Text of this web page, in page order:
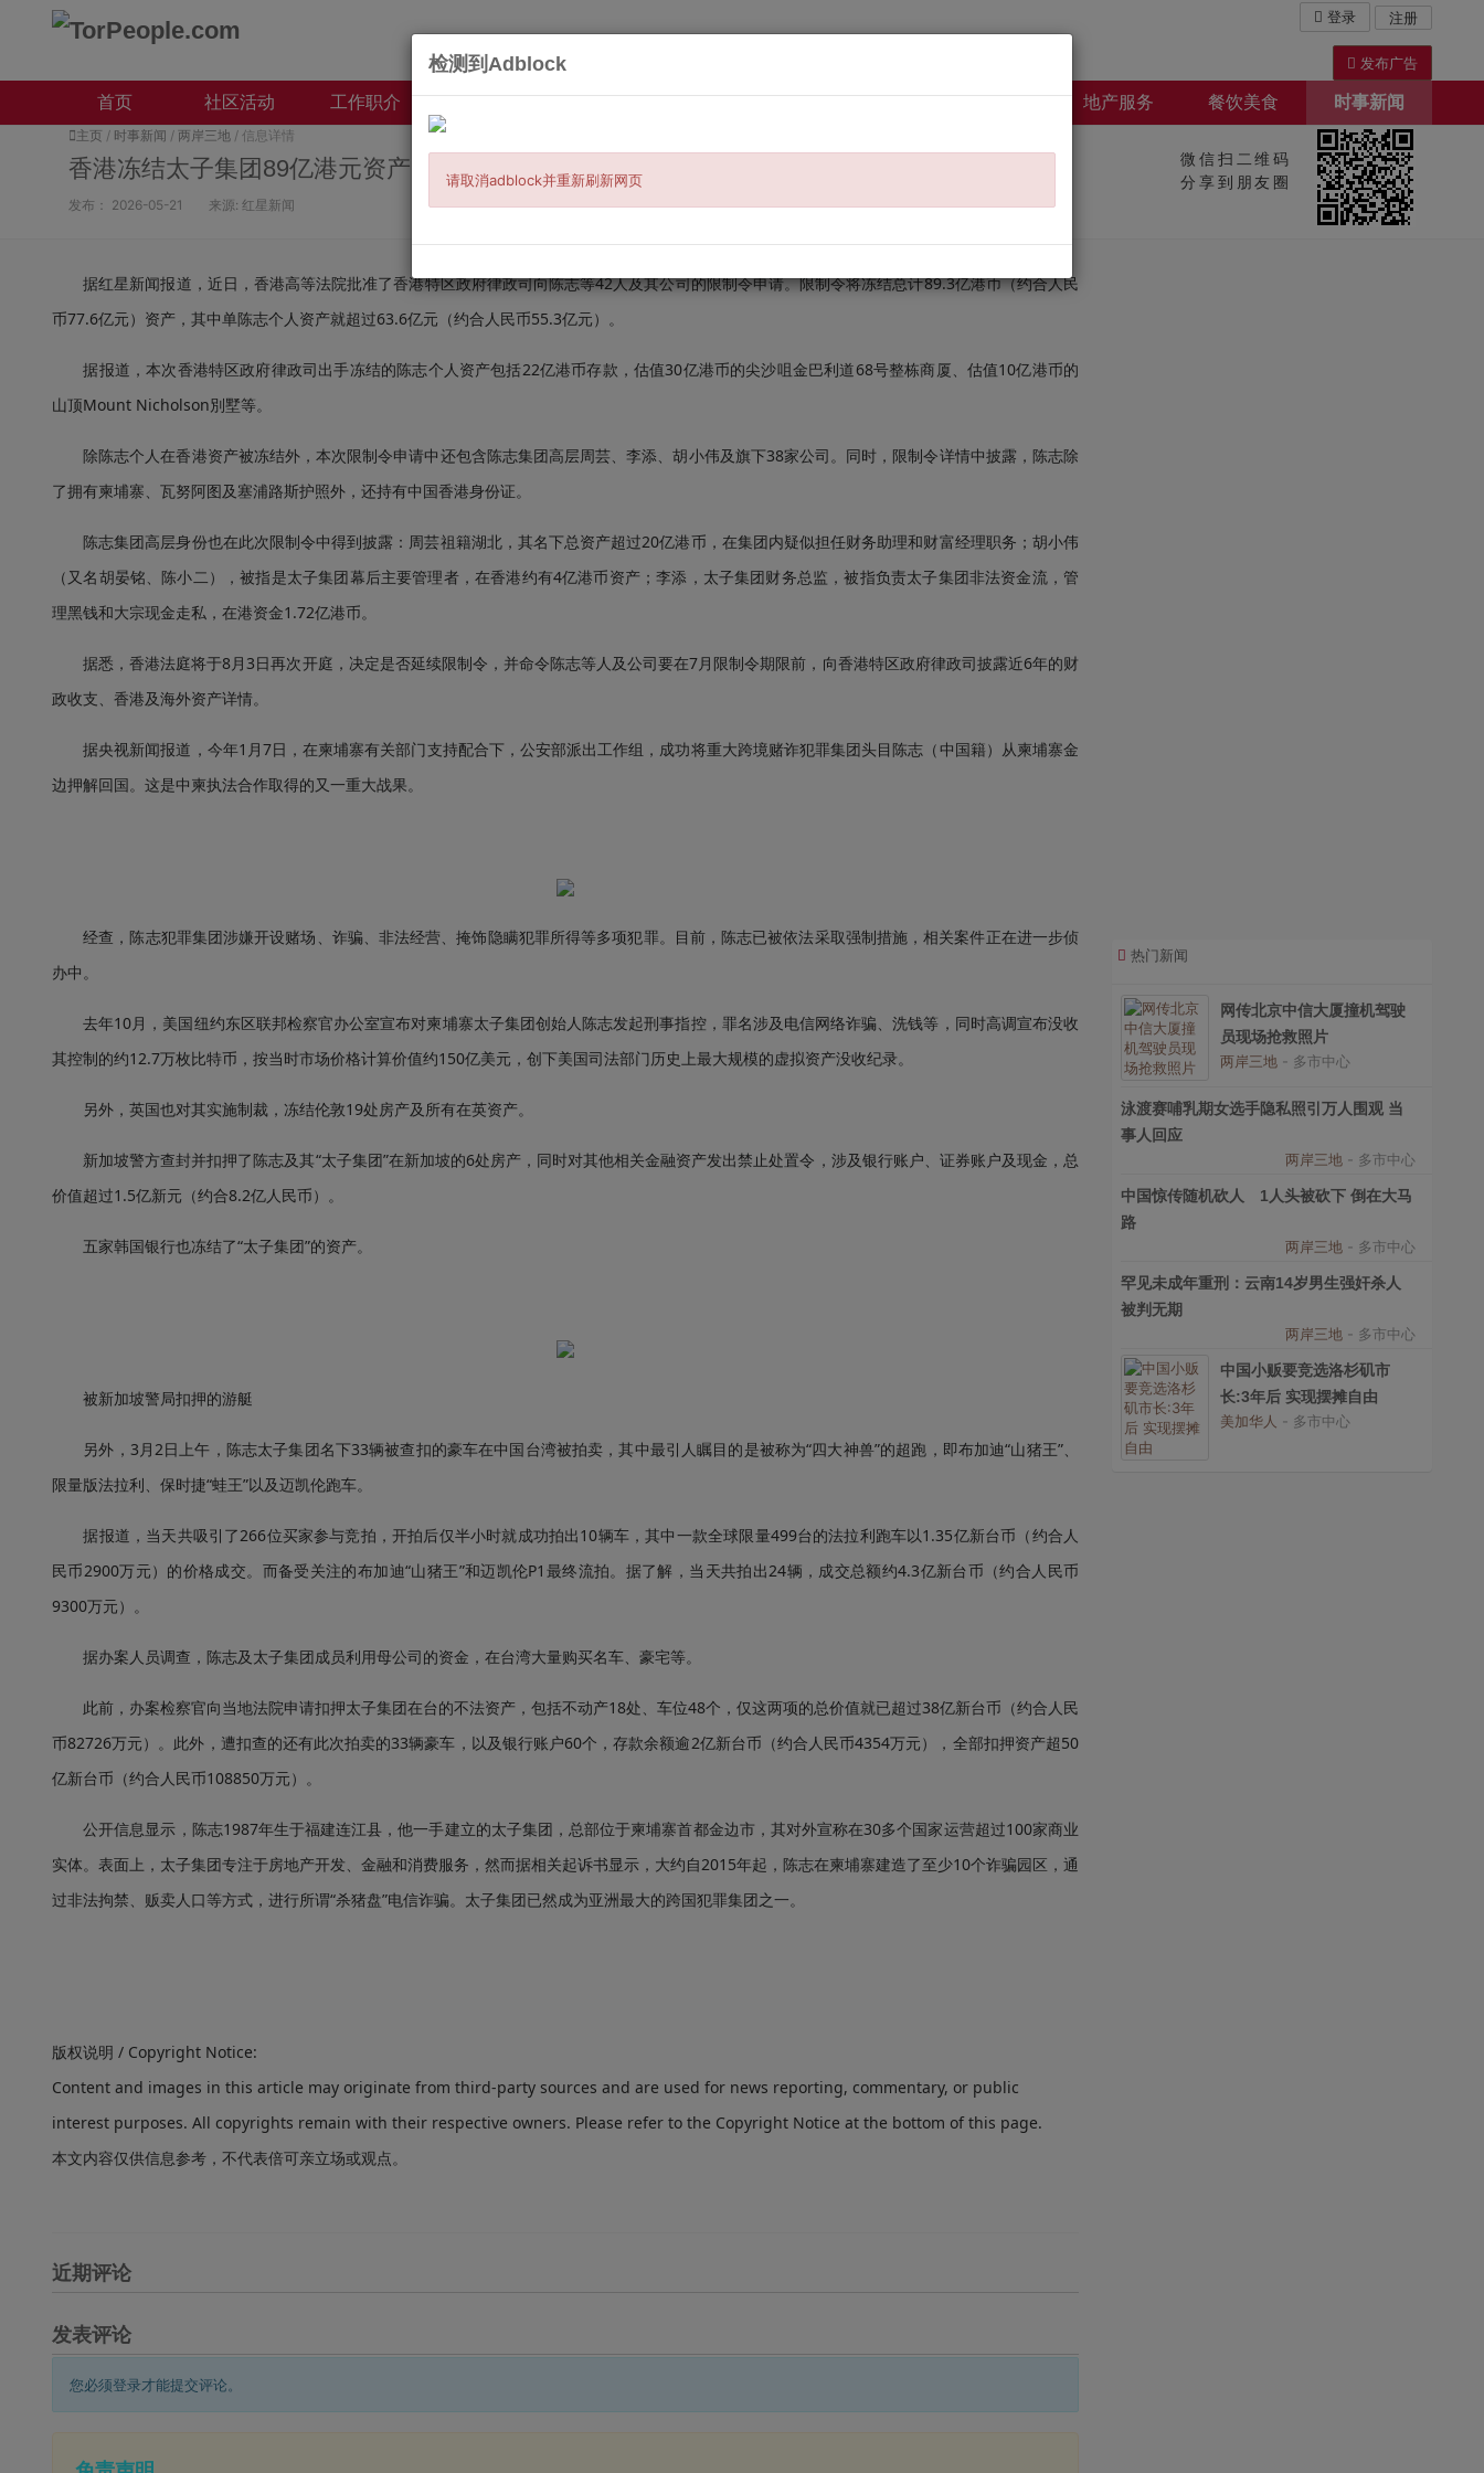
登录 注册
发布广告
首页 社区活动 工作职介 本地服务 买与卖 汽车相关 宠物与钓鱼 房屋出租 地产服务 餐饮美食 时事新闻
主页 / 时事新闻 / 两岸三地 / 信息详情
香港冻结太子集团89亿港元资产 包括陈志个人资产
发布： 2026-05-21 来源: 红星新闻
微信扫二维码
分享到朋友圈
据红星新闻报道，近日，香港高等法院批准了香港特区政府律政司向陈志等42人及其公司的限制令申请。限制令将冻结总计89.3亿港币（约合人民
币77.6亿元）资产，其中单陈志个人资产就超过63.6亿元（约合人民币55.3亿元）。
据报道，本次香港特区政府律政司出手冻结的陈志个人资产包括22亿港币存款，估值30亿港币的尖沙咀金巴利道68号整栋商厦、估值10亿港币的
山顶Mount Nicholson別墅等。
除陈志个人在香港资产被冻结外，本次限制令申请中还包含陈志集团高层周芸、李添、胡小伟及旗下38家公司。同时，限制令详情中披露，陈志除
了拥有柬埔寨、瓦努阿图及塞浦路斯护照外，还持有中国香港身份证。
陈志集团高层身份也在此次限制令中得到披露：周芸祖籍湖北，其名下总资产超过20亿港币，在集团内疑似担任财务助理和财富经理职务；胡小伟
（又名胡晏铭、陈小二），被指是太子集团幕后主要管理者，在香港约有4亿港币资产；李添，太子集团财务总监，被指负责太子集团非法资金流，管
理黑钱和大宗现金走私，在港资金1.72亿港币。
据悉，香港法庭将于8月3日再次开庭，决定是否延续限制令，并命令陈志等人及公司要在7月限制令期限前，向香港特区政府律政司披露近6年的财
政收支、香港及海外资产详情。
据央视新闻报道，今年1月7日，在柬埔寨有关部门支持配合下，公安部派出工作组，成功将重大跨境赌诈犯罪集团头目陈志（中国籍）从柬埔寨金
边押解回国。这是中柬执法合作取得的又一重大战果。
经查，陈志犯罪集团涉嫌开设赌场、诈骗、非法经营、掩饰隐瞒犯罪所得等多项犯罪。目前，陈志已被依法采取强制措施，相关案件正在进一步侦
办中。
去年10月，美国纽约东区联邦检察官办公室宣布对柬埔寨太子集团创始人陈志发起刑事指控，罪名涉及电信网络诈骗、洗钱等，同时高调宣布没收
其控制的约12.7万枚比特币，按当时市场价格计算价值约150亿美元，创下美国司法部门历史上最大规模的虚拟资产没收纪录。
另外，英国也对其实施制裁，冻结伦敦19处房产及所有在英资产。
新加坡警方查封并扣押了陈志及其“太子集团”在新加坡的6处房产，同时对其他相关金融资产发出禁止处置令，涉及银行账户、证券账户及现金，总
价值超过1.5亿新元（约合8.2亿人民币）。
五家韩国银行也冻结了“太子集团”的资产。
被新加坡警局扣押的游艇
另外，3月2日上午，陈志太子集团名下33辆被查扣的豪车在中国台湾被拍卖，其中最引人瞩目的是被称为“四大神兽”的超跑，即布加迪“山猪王”、
限量版法拉利、保时捷“蛙王”以及迈凯伦跑车。
据报道，当天共吸引了266位买家参与竞拍，开拍后仅半小时就成功拍出10辆车，其中一款全球限量499台的法拉利跑车以1.35亿新台币（约合人
民币2900万元）的价格成交。而备受关注的布加迪“山猪王”和迈凯伦P1最终流拍。据了解，当天共拍出24辆，成交总额约4.3亿新台币（约合人民币
9300万元）。
据办案人员调查，陈志及太子集团成员利用母公司的资金，在台湾大量购买名车、豪宅等。
此前，办案检察官向当地法院申请扣押太子集团在台的不法资产，包括不动产18处、车位48个，仅这两项的总价值就已超过38亿新台币（约合人民
币82726万元）。此外，遭扣查的还有此次拍卖的33辆豪车，以及银行账户60个，存款余额逾2亿新台币（约合人民币4354万元），全部扣押资产超50
亿新台币（约合人民币108850万元）。
公开信息显示，陈志1987年生于福建连江县，他一手建立的太子集团，总部位于柬埔寨首都金边市，其对外宣称在30多个国家运营超过100家商业
实体。表面上，太子集团专注于房地产开发、金融和消费服务，然而据相关起诉书显示，大约自2015年起，陈志在柬埔寨建造了至少10个诈骗园区，通
过非法拘禁、贩卖人口等方式，进行所谓“杀猪盘”电信诈骗。太子集团已然成为亚洲最大的跨国犯罪集团之一。
版权说明 / Copyright Notice:
Content and images in this article may originate from third-party sources and are used for news reporting, commentary, or public
interest purposes. All copyrights remain with their respective owners. Please refer to the Copyright Notice at the bottom of this page.
本文内容仅供信息参考，不代表倍可亲立场或观点。
近期评论
发表评论
您必须登录才能提交评论。
热门新闻
网传北京中信大厦撞机驾驶
员现场抢救照片
两岸三地 - 多市中心
泳渡赛哺乳期女选手隐私照引万人围观 当
事人回应
两岸三地 - 多市中心
中国惊传随机砍人 1人头被砍下 倒在大马
路
两岸三地 - 多市中心
罕见未成年重刑：云南14岁男生强奸杀人
被判无期
两岸三地 - 多市中心
中国小贩要竞选洛杉矶市
长:3年后 实现摆摊自由
美加华人 - 多市中心
检测到Adblock
请取消adblock并重新刷新网页